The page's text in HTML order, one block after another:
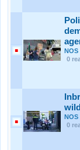
NOS
0
NOS
0